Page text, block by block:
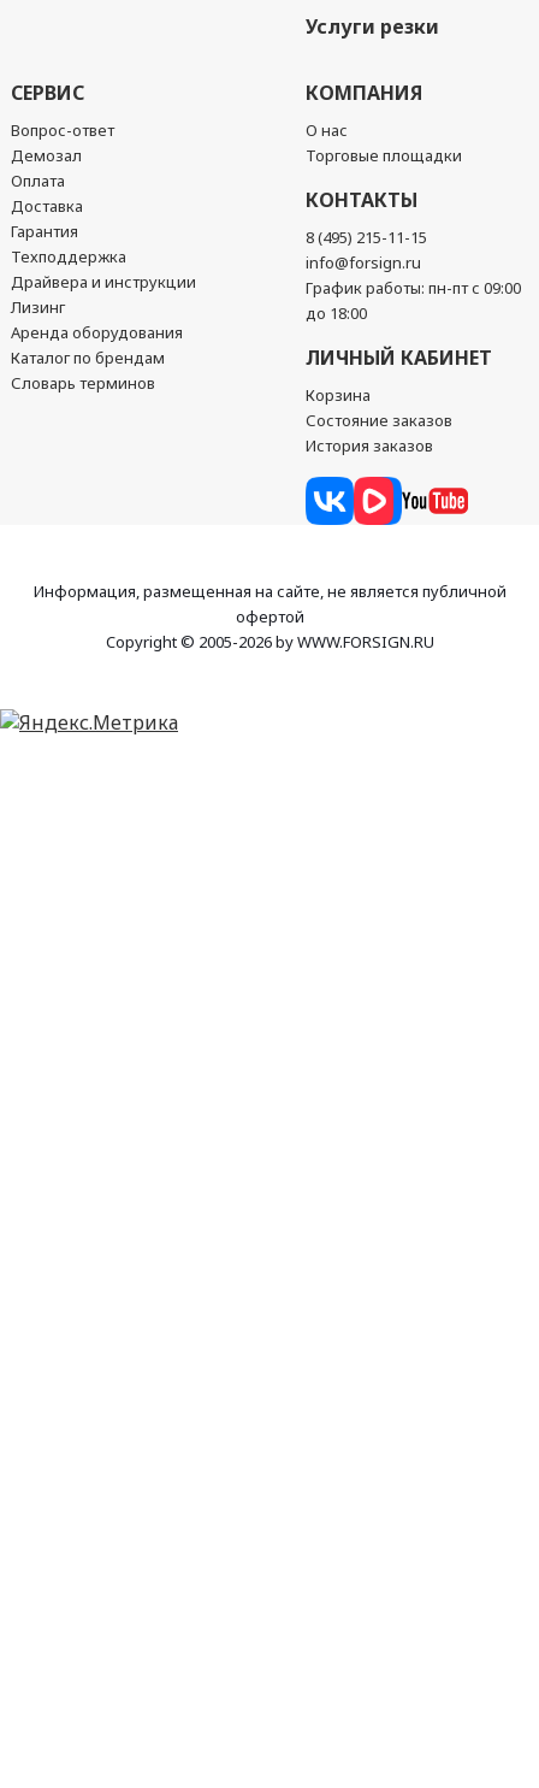
Услуги резки
СЕРВИС
Вопрос-ответ
Демозал
Оплата
Доставка
Гарантия
Техподдержка
Драйвера и инструкции
Лизинг
Аренда оборудования
Каталог по брендам
Словарь терминов
КОМПАНИЯ
О нас
Торговые площадки
КОНТАКТЫ
8 (495) 215-11-15
info@forsign.ru
График работы: пн-пт с 09:00
до 18:00
ЛИЧНЫЙ КАБИНЕТ
Корзина
Состояние заказов
История заказов
Информация, размещенная на сайте, не является публичной
офертой
Copyright © 2005-2026 by WWW.FORSIGN.RU